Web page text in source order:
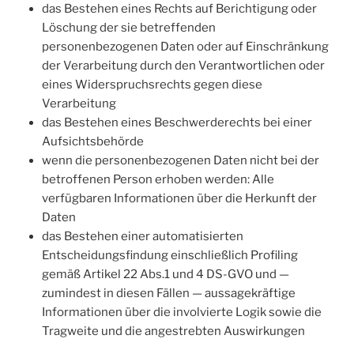
das Bestehen eines Rechts auf Berichtigung oder
Löschung der sie betreffenden
personenbezogenen Daten oder auf Einschränkung
der Verarbeitung durch den Verantwortlichen oder
eines Widerspruchsrechts gegen diese
Verarbeitung
das Bestehen eines Beschwerderechts bei einer
Aufsichtsbehörde
wenn die personenbezogenen Daten nicht bei der
betroffenen Person erhoben werden: Alle
verfügbaren Informationen über die Herkunft der
Daten
das Bestehen einer automatisierten
Entscheidungsfindung einschließlich Profiling
gemäß Artikel 22 Abs.1 und 4 DS-GVO und —
zumindest in diesen Fällen — aussagekräftige
Informationen über die involvierte Logik sowie die
Tragweite und die angestrebten Auswirkungen